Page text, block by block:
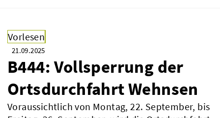
Vorlesen
21.09.2025
B444: Vollsperrung der
Ortsdurchfahrt Wehnsen
Voraussichtlich von Montag, 22. September, bis